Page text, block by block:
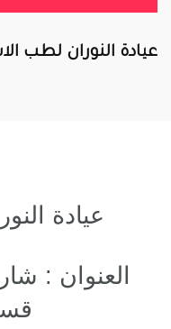
عيادة النوران لطب
عيادة
العنوان :